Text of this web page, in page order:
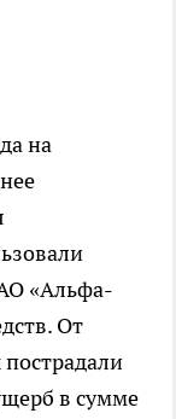
на
«Альфа-
От
в сумме